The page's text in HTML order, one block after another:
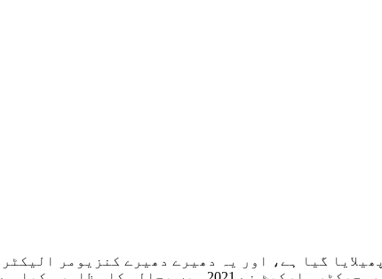
گیا ہے، اور یہ دھیرے دھیرے کنزیومر